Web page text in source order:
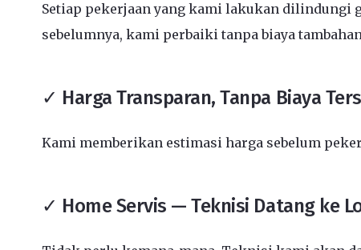
Setiap pekerjaan yang kami lakukan dilindungi
sebelumnya, kami perbaiki tanpa biaya
✓ Harga Transparan, Tanpa Biaya
Kami memberikan estimasi harga sebelum
✓ Home Servis — Teknisi Datang ke